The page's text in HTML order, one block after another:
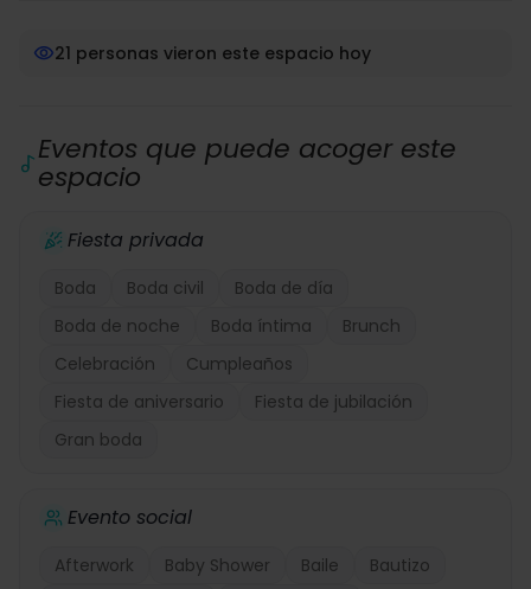
21 personas vieron este espacio hoy
Eventos que puede acoger este
espacio
Fiesta privada
Boda Boda civil
Boda de día
Boda de noche
Boda íntima
Brunch
Celebración
Cumpleaños
Fiesta de aniversario
Fiesta de jubilación
Gran boda
Evento social
Afterwork Baby Shower Baile
Bautizo